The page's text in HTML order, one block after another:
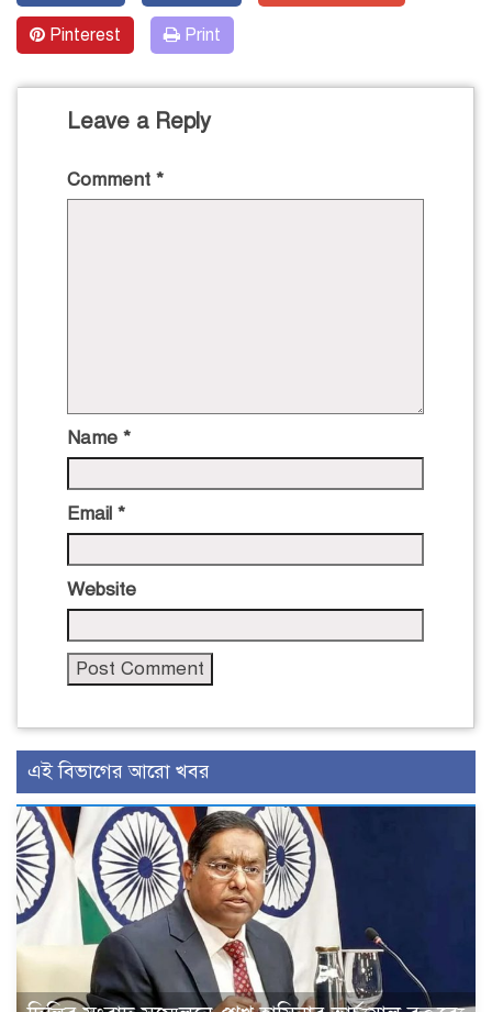
Pinterest Print
Leave a Reply
Comment *
Name *
Email *
Website
এই বিভাগের আরো খবর